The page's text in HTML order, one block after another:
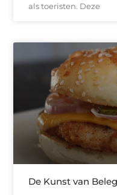
als toeristen. Deze
De Kunst van